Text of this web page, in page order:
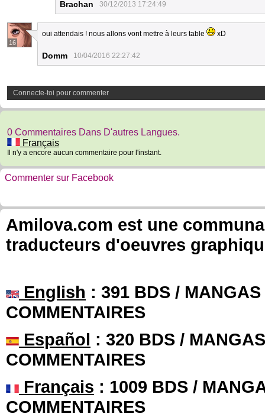
Brachan 30/12/2013 17:24:49
16
oui attendais ! nous allons vont mettre à leurs table xD
Domm 10/04/2016 22:27:42
Connecte-toi pour commenter
0 Commentaires Dans D'autres Langues.
Français
Il n'y a encore aucun commentaire pour l'instant.
Commenter sur Facebook
Amilova.com est une
traducteurs d'oeuvres
English : 391 BDS /
COMMENTAIRES
Español : 320 BDS /
COMMENTAIRES
Français : 1009 BDS /
COMMENTAIRES